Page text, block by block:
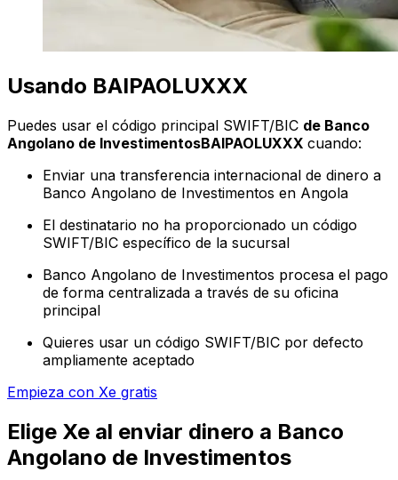
Usando BAIPAOLUXXX
Puedes usar el código principal SWIFT/BIC de Banco
Angolano de InvestimentosBAIPAOLUXXX cuando:
Enviar una transferencia internacional de dinero a
Banco Angolano de Investimentos en Angola
El destinatario no ha proporcionado un código
SWIFT/BIC específico de la sucursal
Banco Angolano de Investimentos procesa el pago
de forma centralizada a través de su oficina
principal
Quieres usar un código SWIFT/BIC por defecto
ampliamente aceptado
Empieza con Xe gratis
Elige Xe al enviar dinero a Banco
Angolano de Investimentos